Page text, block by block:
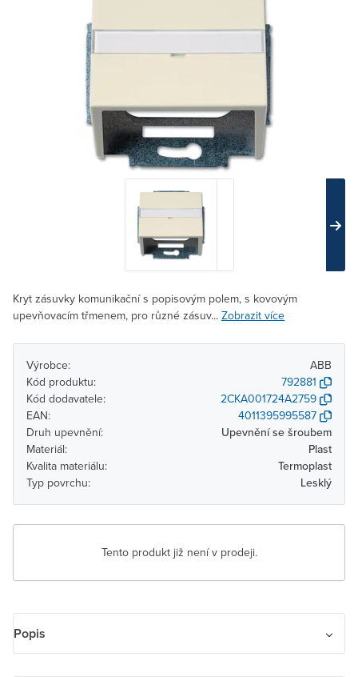
Kryt zásuvky komunikační s popisovým polem, s kovovým
upevňovacím třmenem, pro různé zásuv... Zobrazit více
Výrobce:
ABB
Kód produktu:
792881
Kód dodavatele:
2CKA001724A2759
EAN:
4011395995587
Druh upevnění:
Upevnění se šroubem
Materiál:
Plast
Kvalita materiálu:
Termoplast
Typ povrchu:
Lesklý
Tento produkt již není v prodeji.
Popis